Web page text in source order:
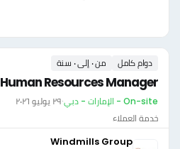
دوام كامل من ٠ إلى ٠ سنة
Human Resources Manager
On-site - الإمارات - دبي ·٢٩ يوليو ٢٠٢٦
خدمة العملاء
Windmills Group